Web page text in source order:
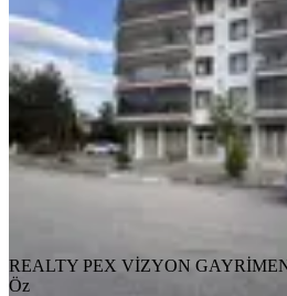
Satılık 3+1
Nallıhan, Çayırhan
3+1·135 m²·3. Kat
2.900.000 ₺
REALTY PEX VİZYON
REALTY PEX VİZYON
Öz